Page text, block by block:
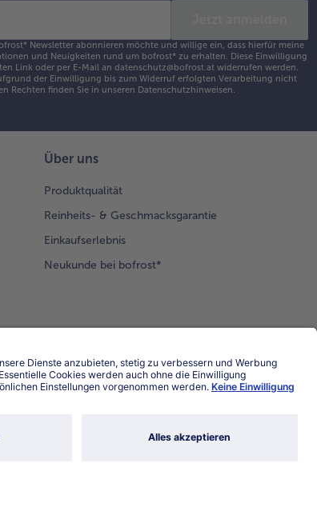
Newsletter abonnieren möchte und willige ein, dass hierfür meine
und Neuigkeiten rund um bofrost* zu erhalten. Diese Einwilligung
Link oder per E-Mail an datenschutz@bofrost.at widerrufen werden.
der Einwilligung bis zum Widerruf erfolgten Verarbeitung nicht
Rechten finden Sie in unseren Datenschutzhinweisen
Über uns
Produktqualität
Reinheits- & Geschmacksgarantie
Einkaufserlebnis
Neukunde bei bofrost*